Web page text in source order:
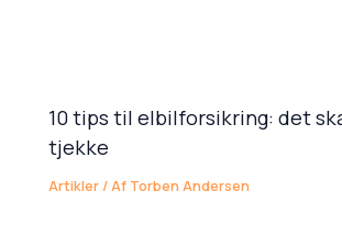
10 tips til elbilforsikring: det
tjekke
Artikler / Af Torben Andersen